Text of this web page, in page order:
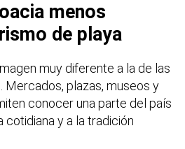
menos
de playa
muy diferente a la de las
Mercados, plazas, museos y
conocer una parte del país
cotidiana y a la tradición